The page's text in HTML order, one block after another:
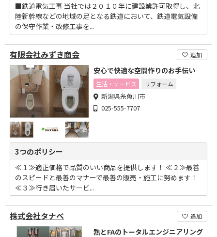
■鉄道電気工事 当社では２０１０年に建設業許可取得し、北
陸新幹線などの地域の足となる鉄道において、鉄道電気設備
の保守作業・改修工事を...
有限会社みずき商会 追加
安心で快適な空間作りのお手伝い
生活・サービス リフォーム
新潟県糸魚川市
025-555-7707
3つのポリシー
≪１≫適正価格で品質のいい商品を提供します！ ≪２≫最善
のスピードと最善のマナーで最善の販売・施工に努めます！
≪３≫行き届いたサービ...
株式会社タナベ 追加
熱とFAのトータルエンジニアリング